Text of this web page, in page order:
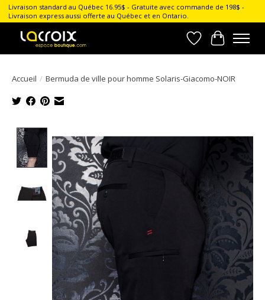
Livraison standard au Québec 16.95$ - Gratuite avec commande de 198$ -
Livraison express aussi offerte au Québec et en Ontario.
Liste dePanier
Accueil / Bermuda de ville pour homme Solaris-Giacomo-NOIR
Product image slideshow Items